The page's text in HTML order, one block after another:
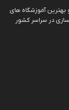
بهترین آموزشگاه های
در سراسر کشور